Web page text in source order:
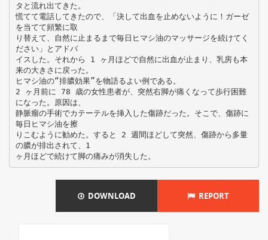
タと流れ出てきた。
慌てて電話してきたので、「決して出血を止めないように！ガーゼ
を当てて頻繁に取
り替えて、自然に止まるまで毎日ヒマシ油のマッサージを続けてく
ださい」とアドバ
イスした。それから 1 ヶ月ほどで自然に出血が止まり、乳房も本
来の大きさに戻った。
ヒマシ油の“排膿効果”を物語るよい例である。
2 ヶ月前に 78 歳の女性患者が、突然右脚が痛くなって歩行困難
になった。原因は、
静脈瘤の手術でカテーテルを挿入した傷跡だった。そこで、傷跡に
毎日ヒマシ油を擦
りこむように勧めた。すると 2 週間ほどして突然、傷跡から多量
の膿が排出されて、1
DOWNLOAD REPORT